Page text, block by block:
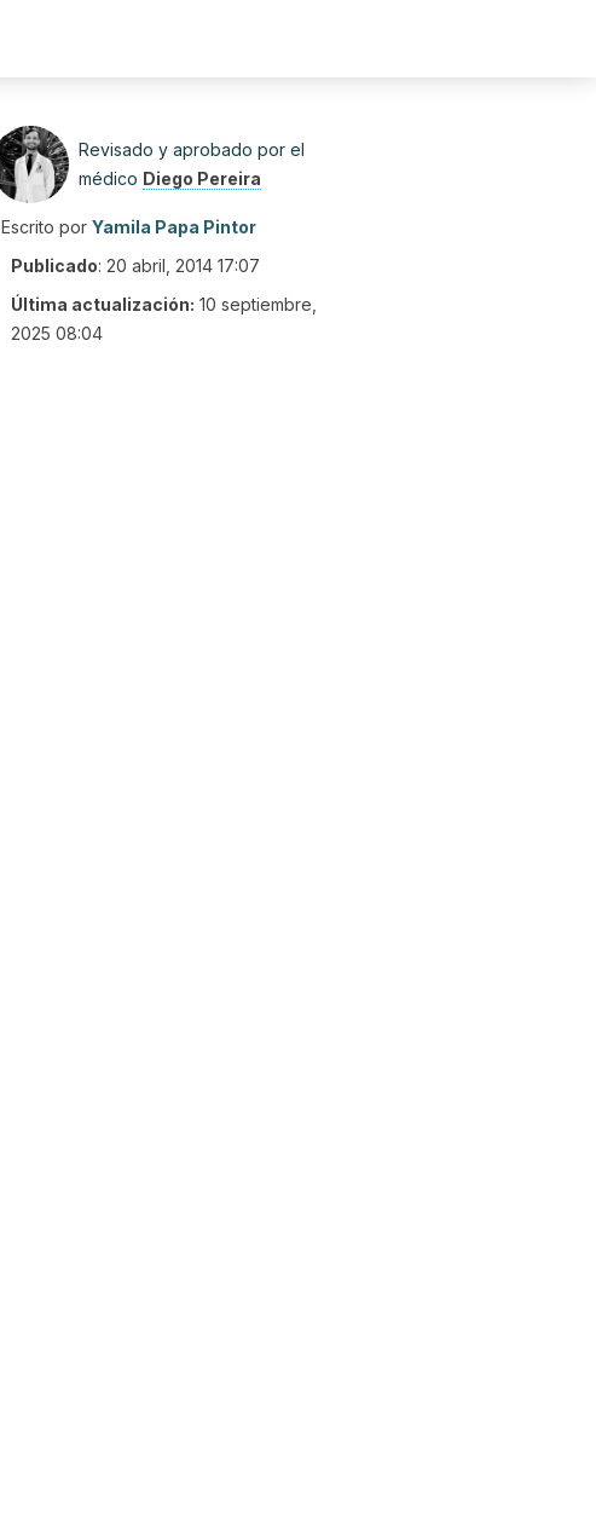
Revisado y aprobado por el
médico Diego Pereira
Escrito por Yamila Papa Pintor
Publicado: 20 abril, 2014 17:07
Última actualización: 10 septiembre,
2025 08:04